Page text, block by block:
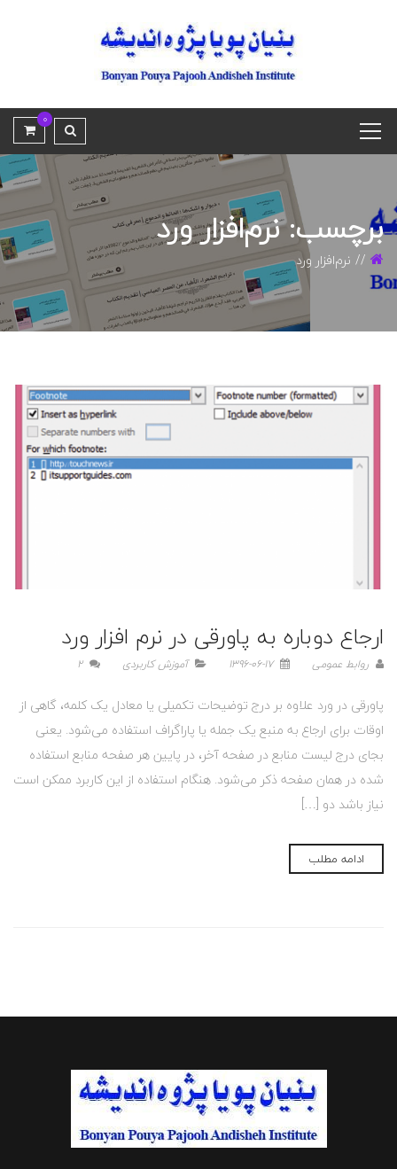
0
برچسب: نرم‌افزار ورد
نرم‌افزار ورد
ارجاع دوباره به پاورقی در نرم‌ افزار ورد
روابط عمومی 1396-06-17 آموزش کاربردی 2
پاورقی در ورد علاوه بر درج توضیحات تکمیلی یا معادل یک کلمه، گاهی از
اوقات برای ارجاع به منبع یک جمله یا پاراگراف استفاده می‌شود. یعنی
بجای درج لیست منابع در صفحه آخر، در پایین هر صفحه منابع استفاده
شده در همان صفحه ذکر می‌شود. هنگام استفاده از این کاربرد ممکن است
نیاز باشد دو […]
ادامه مطلب